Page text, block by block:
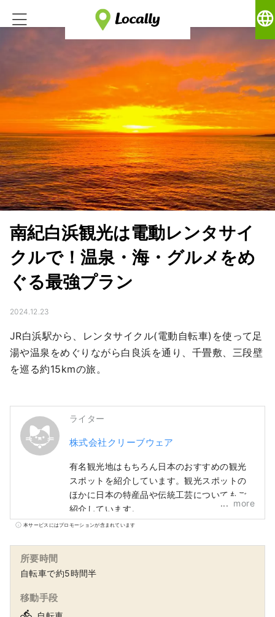
language
南紀白浜観光は電動レンタサイ
クルで！温泉・海・グルメをめ
ぐる最強プラン
2024.12.23
JR白浜駅から、レンタサイクル(電動自転車)を使って足
湯や温泉をめぐりながら白良浜を通り、千畳敷、三段壁
を巡る約15kmの旅。
ライター
株式会社クリーブウェア
有名観光地はもちろん日本のおすすめの観光
スポットを紹介しています。観光スポットの
ほかに日本の特産品や伝統工芸についてもご
紹介しています。
more
本サービスにはプロモーションが含まれています
所要時間
自転車で約5時間半
移動手段